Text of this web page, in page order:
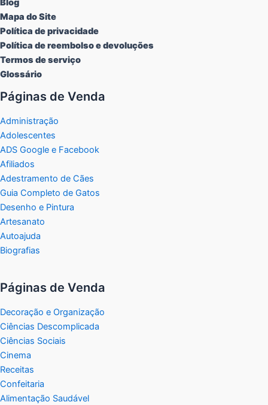
Blog
Mapa do Site
Política de privacidade
Política de reembolso e devoluções
Termos de serviço
Glossário
Páginas de Venda
Administração
Adolescentes
ADS Google e Facebook
Afiliados
Adestramento de Cães
Guia Completo de Gatos
Desenho e Pintura
Artesanato
Autoajuda
Biografias
Páginas de Venda
Decoração e Organização
Ciências Descomplicada
Ciências Sociais
Cinema
Receitas
Confeitaria
Alimentação Saudável